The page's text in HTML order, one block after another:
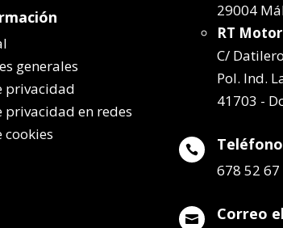
generales
privacidad
privacidad en redes
cookies
29004
RT Motor
C/
Pol. Ind.
41703 -

678 52 67
 Correo